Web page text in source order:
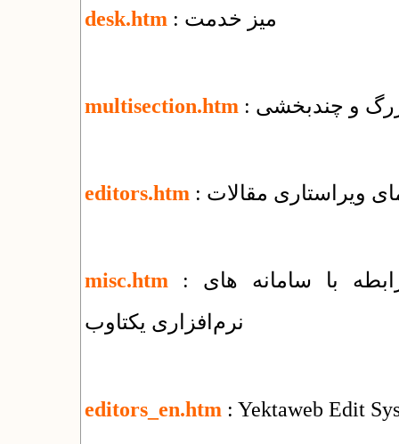
desk.htm : میز خدمت
multisection.htm و چندبخشی
editors.htm ویراستاری مقالات
misc.htm : فهرست مقالات و راهنماهای متنوع در رابطه با سامانه های
نرم‌افزاری یکتاوب
editors_en.htm : Yektaweb Edit